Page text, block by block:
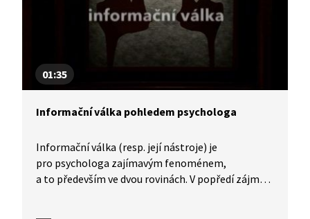
01:35
Informační válka pohledem psychologa
Informační válka (resp. její nástroje) je
pro psychologa zajímavým fenoménem,
a to především ve dvou rovinách. V popředí zájmu